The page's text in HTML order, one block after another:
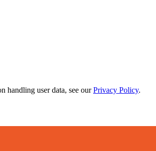
handling user data, see ourPrivacy Policy.